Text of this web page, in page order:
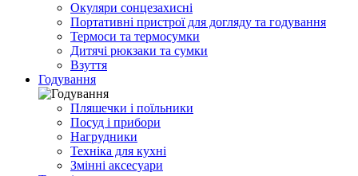
Окуляри сонцезахисні
Портативні пристрої для догляду та годування
Термоси та термосумки
Дитячі рюкзаки та сумки
Взуття
Годування
Пляшечки і поїльники
Посуд і прибори
Нагрудники
Техніка для кухні
Змінні аксесуари